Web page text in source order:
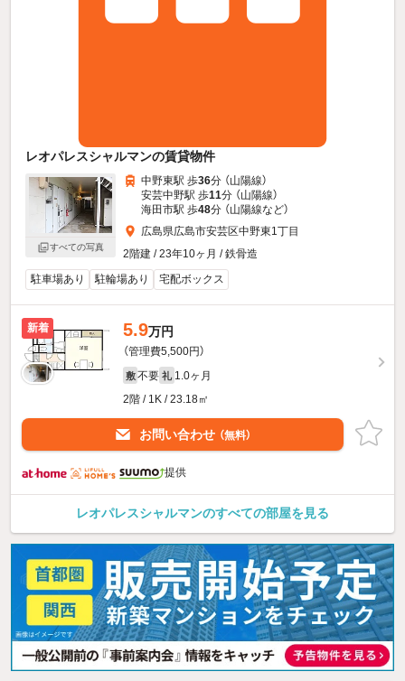
レオパレスシャルマンの賃貸物件
すべての写真
中野東駅 歩36分 （山陽線）
安芸中野駅 歩11分 （山陽線）
海田市駅 歩48分 （山陽線など）
広島県広島市安芸区中野東1丁目
2階建 / 23年10ヶ月 / 鉄骨造
駐車場あり
駐輪場あり 宅配ボックス
新着 5.9万円
（管理費5,500円）
敷 不要 礼 1.0ヶ月
2階 / 1K / 23.18㎡
お問い合わせ （無料）
提供
レオパレスシャルマンのすべての部屋を見る